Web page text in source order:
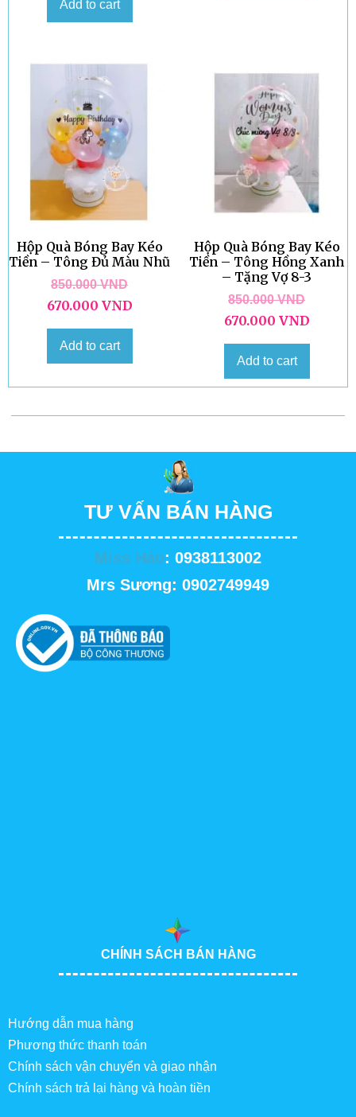
Add to cart
Hộp Quà Bóng Bay Kéo
Tiền – Tông Đủ Màu Nhũ
850.000VND
670.000 VND
Add to cart
Hộp Quà Bóng Bay Kéo
Tiền – Tông Hồng Xanh
– Tặng Vợ 8-3
850.000VND
670.000 VND
Add to cart
TƯ VẤN BÁN HÀNG
Miss Hảo: 0938113002
Mrs Sương: 0902749949
CHÍNH SÁCH BÁN HÀNG
Hướng dẫn mua hàng
Phương thức thanh toán
Chính sách vận chuyển và giao nhận
Chính sách trả lại hàng và hoàn tiền